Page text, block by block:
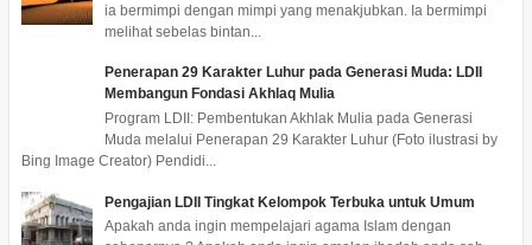
ia bermimpi dengan mimpi yang menakjubkan. Ia bermimpi
melihat sebelas bintan...
Penerapan 29 Karakter Luhur pada Generasi Muda: LDII
Membangun Fondasi Akhlaq Mulia
Program LDII: Pembentukan Akhlak Mulia pada Generasi
Muda melalui Penerapan 29 Karakter Luhur (Foto ilustrasi by
Bing Image Creator) Pendidi...
Pengajian LDII Tingkat Kelompok Terbuka untuk Umum
Apakah anda ingin mempelajari agama Islam dengan